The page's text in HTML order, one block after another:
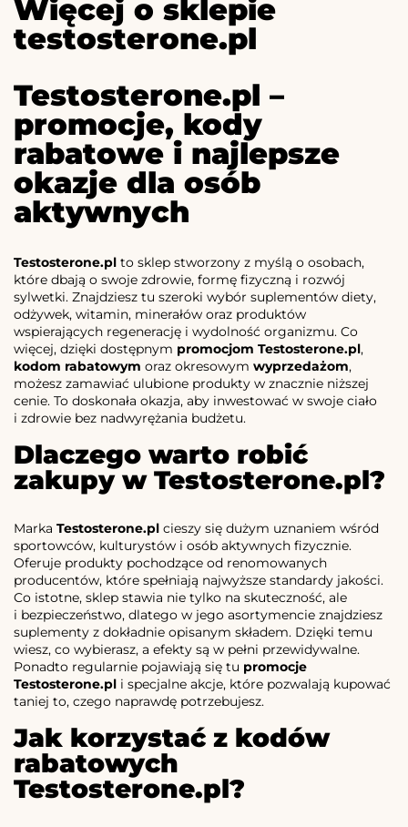
Więcej o sklepie
testosterone.pl
Testosterone.pl –
promocje, kody
rabatowe i najlepsze
okazje dla osób
aktywnych
Testosterone.pl to sklep stworzony z myślą o osobach,
które dbają o swoje zdrowie, formę fizyczną i rozwój
sylwetki. Znajdziesz tu szeroki wybór suplementów diety,
odżywek, witamin, minerałów oraz produktów
wspierających regenerację i wydolność organizmu. Co
więcej, dzięki dostępnym promocjom Testosterone.pl,
kodom rabatowym oraz okresowym wyprzedażom,
możesz zamawiać ulubione produkty w znacznie niższej
cenie. To doskonała okazja, aby inwestować w swoje ciało
i zdrowie bez nadwyrężania budżetu.
Dlaczego warto robić
zakupy w Testosterone.pl?
Marka Testosterone.pl cieszy się dużym uznaniem wśród
sportowców, kulturystów i osób aktywnych fizycznie.
Oferuje produkty pochodzące od renomowanych
producentów, które spełniają najwyższe standardy jakości.
Co istotne, sklep stawia nie tylko na skuteczność, ale
i bezpieczeństwo, dlatego w jego asortymencie znajdziesz
suplementy z dokładnie opisanym składem. Dzięki temu
wiesz, co wybierasz, a efekty są w pełni przewidywalne.
Ponadto regularnie pojawiają się tu promocje
Testosterone.pl i specjalne akcje, które pozwalają kupować
taniej to, czego naprawdę potrzebujesz.
Jak korzystać z kodów
rabatowych
Testosterone.pl?